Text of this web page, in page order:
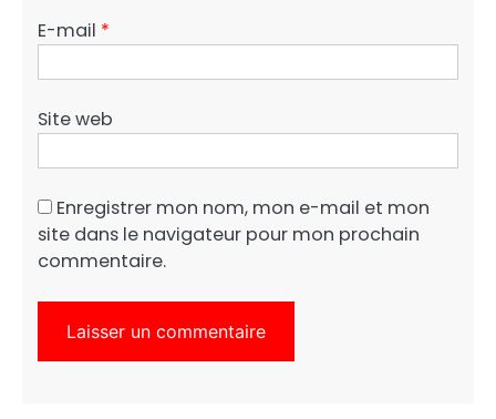
E-mail *
Site web
Enregistrer mon nom, mon e-mail et mon
site dans le navigateur pour mon prochain
commentaire.